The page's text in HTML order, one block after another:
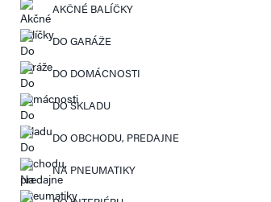
AKČNÉ BALÍČKY
DO GARÁŽE
DO DOMÁCNOSTI
DO SKLADU
DO OBCHODU, PREDAJNE
NA PNEUMATIKY